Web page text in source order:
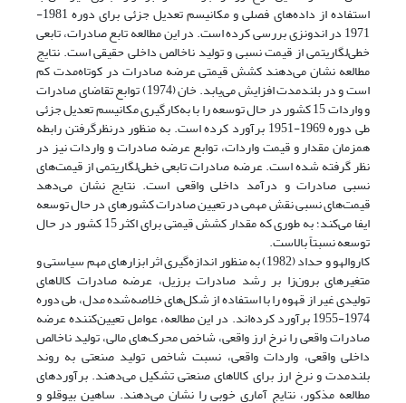
استفاده از داده‌های فصلی و مکانیسم تعدیل جزئی برای دوره 1981-
1971 در اندونزی بررسی کرده است. در این مطالعه تابع صادرات، تابعی
خطی‌لگاریتمی از قیمت نسبی و تولید ناخالص داخلی حقیقی است. نتایج
مطالعه نشان می‌دهند کشش قیمتی عرضه صادرات در کوتاه‌مدت کم
است و در بلند‌مدت افزایش می‌یابد. خان (1974) توابع تقاضای صادرات
و واردات 15 کشور در حال توسعه را با به‌کارگیری مکانیسم تعدیل جزئی
طی دوره 1969-1951 برآورد کرده است. به منظور درنظر‌گرفتن رابطه
همزمان مقدار و قیمت واردات، توابع عرضه صادرات و واردات نیز در
نظر گرفته شده است. عرضه صادرات تابعی خطی‌لگاریتمی از قیمت‌های
نسبی صادرات و درآمد داخلی واقعی است. نتایج نشان می‌دهد
قیمت‌های نسبی نقش مهمی در تعیین صادرات کشورهای در حال توسعه
ایفا می‌کند؛ به طوری که مقدار کشش قیمتی برای اکثر 15 کشور در حال
توسعه نسبتاً بالاست.
کاروالهو و حداد (1982) به منظور اندازه‌گیری اثر ابزارهای مهم سیاستی و
متغیرهای برون‌زا بر رشد صادرات برزیل، عرضه صادرات کالاهای
تولیدی غیر از قهوه را با استفاده از شکل‌های خلاصه‌شده مدل، طی دوره
1974-1955 برآورد کرده‌اند. در این مطالعه، عوامل تعیین‌کننده عرضه
صادرات واقعی را نرخ ارز واقعی، شاخص محرک‌های مالی، تولید ناخالص
داخلی واقعی، واردات واقعی، نسبت شاخص تولید صنعتی به روند
بلندمدت و نرخ ارز برای کالاهای صنعتی تشکیل می‌دهند. برآوردهای
مطالعه مذکور، نتایج آماری خوبی را نشان می‌دهند. ساهین بیوقلو و